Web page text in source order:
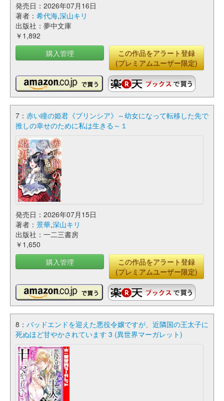
発売日：2026年07月16日
著者： 希代海,深山キリ
出版社：夢中文庫
￥1,892
購入管理
この作品をアラート登録
(プレミアムユーザー限定)
7： 赤い瞳の姫君《プリンシア》～幼女になって転移した先で
推しの幸せのために私は生きる～１
発売日：2026年07月15日
著者： 景華,深山キリ
出版社：一二三書房
￥1,650
購入管理
この作品をアラート登録
(プレミアムユーザー限定)
8： バッドエンドを迎えた悪役令嬢ですが、近隣国の王太子に
死ぬほど甘やかされています 3 (異世界マーガレット)